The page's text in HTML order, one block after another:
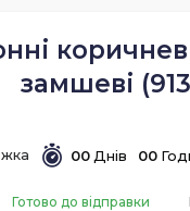
замшеві
00 Днів 00
Готово до відправки